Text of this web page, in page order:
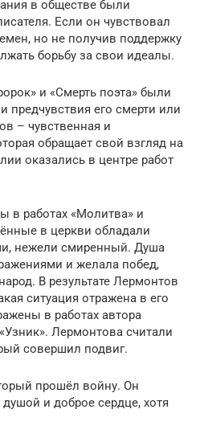
в обществе были
Если он чувствовал
но не получив поддержку
борьбу за свои идеалы.
и «Смерть поэта» были
предчувствия его смерти или
– чувственная и
обращает свой взгляд на
оказались в центре работ
в работах «Молитва» и
в церкви обладали
нежели смиренный. Душа
и желала побед,
В результате Лермонтов
ситуация отражена в его
в работах автора
Лермонтова считали
совершил подвиг.
прошёл войну. Он
и доброе сердце, хотя